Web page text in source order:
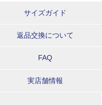
サイズガイド
返品交換について
FAQ
実店舗情報